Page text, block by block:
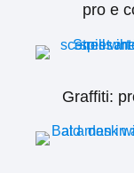
pro e
Graffiti: